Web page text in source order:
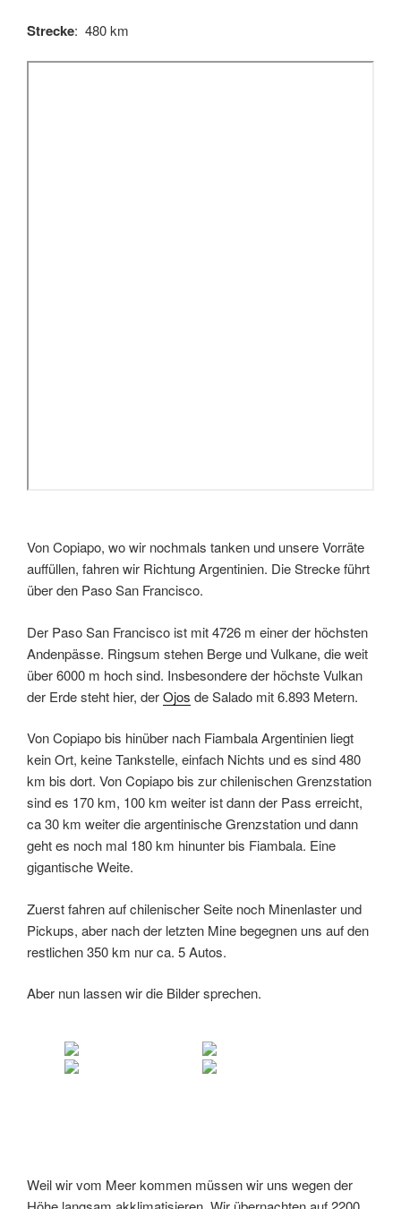
Strecke: 480 km
Von Copiapo, wo wir nochmals tanken und unsere Vorräte
auffüllen, fahren wir Richtung Argentinien. Die Strecke führt
über den Paso San Francisco.
Der Paso San Francisco ist mit 4726 m einer der höchsten
Andenpässe. Ringsum stehen Berge und Vulkane, die weit
über 6000 m hoch sind. Insbesondere der höchste Vulkan
der Erde steht hier, derOjos de Salado mit 6.893 Metern.
Von Copiapo bis hinüber nach Fiambala Argentinien liegt
kein Ort, keine Tankstelle, einfach Nichts und es sind 480
km bis dort. Von Copiapo bis zur chilenischen Grenzstation
sind es 170 km, 100 km weiter ist dann der Pass erreicht,
ca 30 km weiter die argentinische Grenzstation und dann
geht es noch mal 180 km hinunter bis Fiambala. Eine
gigantische Weite.
Zuerst fahren auf chilenischer Seite noch Minenlaster und
Pickups, aber nach der letzten Mine begegnen uns auf den
restlichen 350 km nur ca. 5 Autos.
Aber nun lassen wir die Bilder sprechen.
Weil wir vom Meer kommen müssen wir uns wegen der